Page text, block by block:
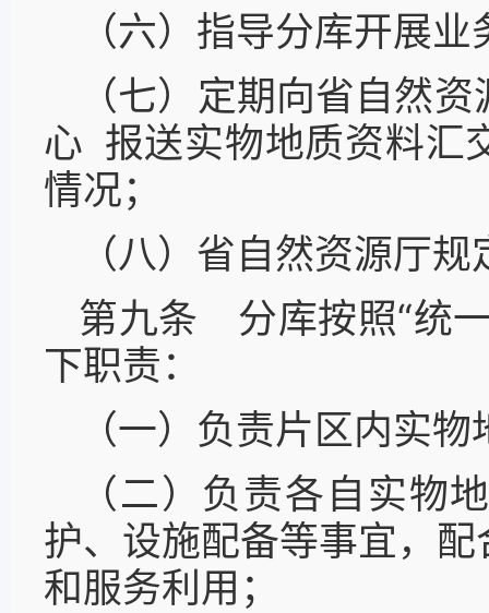
（六）指导分库开展
（七）定期向省自然
心 报送实物地质资料汇
情况；
（八）省自然资源厅
第九条 分库按照“统
下职责：
（一）负责片区内实
（二）负责各自实物
护、设施配备等事宜，
和服务利用；